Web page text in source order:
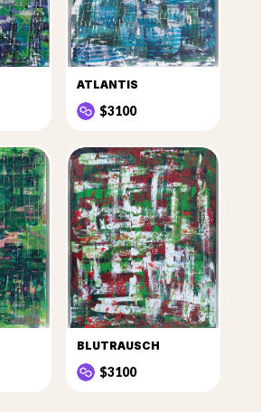
ATLANTIS
$3100
BLUTRAUSCH
$3100